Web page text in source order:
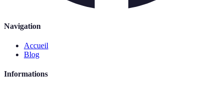
Navigation
Accueil
Blog
Informations